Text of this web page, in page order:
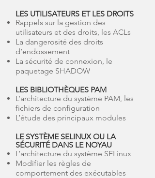
LES UTILISATEURS ET LES DROITS
Rappels sur la gestion des
utilisateurs et des droits, les ACLs
La dangerosité des droits
d’endossement
La sécurité de connexion, le
paquetage SHADOW
LES BIBLIOTHÈQUES PAM
L’architecture du système PAM, les
fichiers de configuration
L’étude des principaux modules
LE SYSTÈME SELINUX OU LA
SÉCURITÉ DANS LE NOYAU
L’architecture du système SELinux
Modifier les règles de
comportement des exécutables